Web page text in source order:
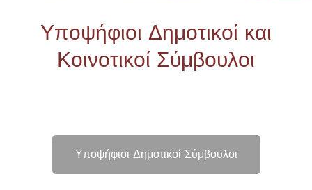
Υποψήφιοι Δημοτικοί και
Κοινοτικοί Σύμβουλοι
Υποψήφιοι Δημοτικοί Σύμβουλοι